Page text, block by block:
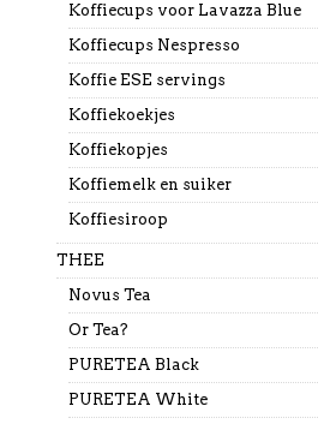
Koffiecups voor Lavazza Blue
Koffiecups Nespresso
Koffie ESE servings
Koffiekoekjes
Koffiekopjes
Koffiemelk en suiker
Koffiesiroop
THEE
Novus Tea
Or Tea?
PURETEA Black
PURETEA White